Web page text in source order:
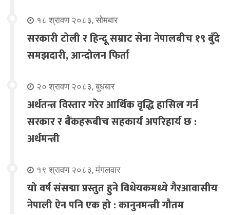
१८ श्रावण २०८३, सोमबार
सरकारी टोली र हिन्दू सम्राट सेना नेपालबीच १९ बुँदे
समझदारी, आन्दोलन फिर्ता
२० श्रावण २०८३, बुधबार
अर्थतन्त्र विस्तार गरेर आर्थिक वृद्धि हासिल गर्न
सरकार र बैंकहरूबीच सहकार्य अपरिहार्य छ :
अर्थमन्त्री
१९ श्रावण २०८३, मंगलवार
यो वर्ष संसद्मा प्रस्तुत हुने विधेयकमध्ये गैरआवासीय
नेपाली ऐन पनि एक हो : कानुनमन्त्री गौतम